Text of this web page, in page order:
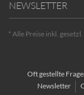
NEWSLETTER
* Alle Preise inkl.
Oft gestellte
Newsletter